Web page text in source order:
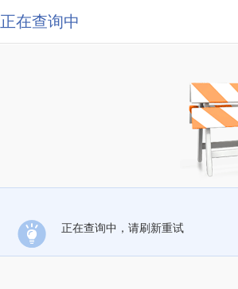
正在查询中
正在查询中，请刷新重试